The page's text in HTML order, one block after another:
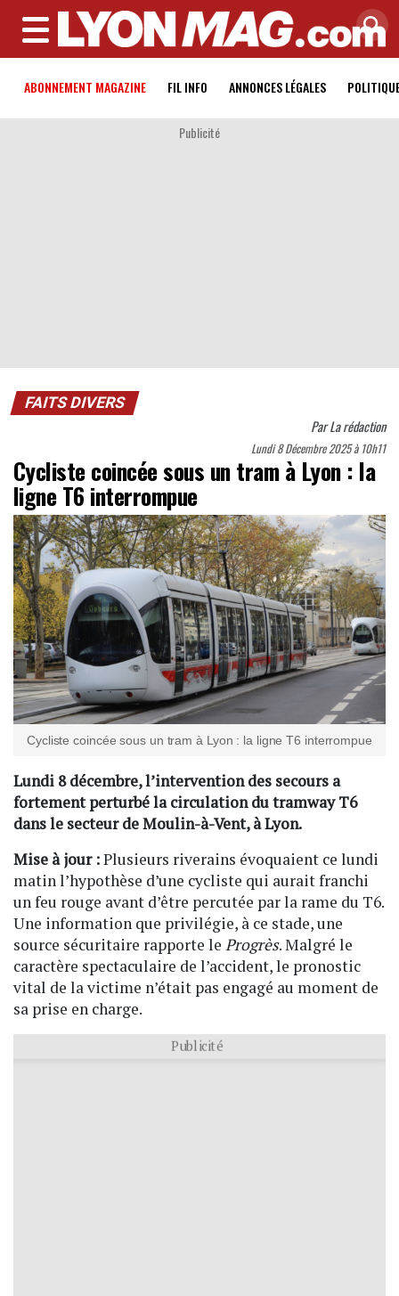
MENU
ABONNEMENT MAGAZINE FIL INFO ANNONCES LÉGALES
Publicité
FAITS DIVERS
ParLa rédaction
Lundi 8 Décembre 2025 à 10h11
Cycliste coincée sous un tram à Lyon : la
ligne T6 interrompue
Cycliste coincée sous un tram à Lyon : la ligne T6 interrompue
Lundi 8 décembre, l’intervention des secours a
fortement perturbé la circulation du tramway T6
dans le secteur de Moulin-à-Vent, à Lyon.
Mise à jour :Plusieurs riverains évoquaient ce lundi
matin l’hypothèse d’une cycliste qui aurait franchi
un feu rouge avant d’être percutée par la rame du T6.
Une information que privilégie, à ce stade, une
source sécuritaire rapporte le Progrès. Malgré le
caractère spectaculaire de l’accident, le pronostic
vital de la victime n’était pas engagé au moment de
sa prise en charge.
Publicité